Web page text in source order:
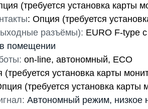
(требуется установка карты
: Опция (требуется
разъёмы): EURO F-type
в помещении
on-line, автономный, ECO
установка карты
(требуется установка карты
Автономный режим, низкое